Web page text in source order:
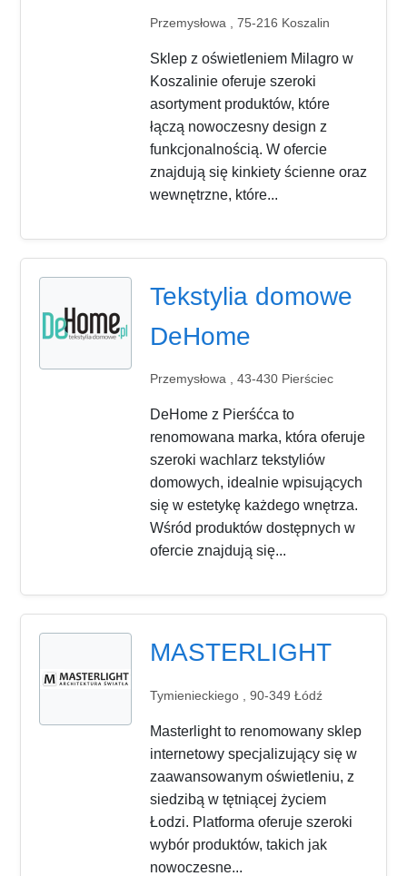
Przemysłowa , 75-216 Koszalin
Sklep z oświetleniem Milagro w
Koszalinie oferuje szeroki
asortyment produktów, które
łączą nowoczesny design z
funkcjonalnością. W ofercie
znajdują się kinkiety ścienne oraz
wewnętrzne, które...
Tekstylia domowe
DeHome
Przemysłowa , 43-430 Pierściec
DeHome z Pierśćca to
renomowana marka, która oferuje
szeroki wachlarz tekstyliów
domowych, idealnie wpisujących
się w estetykę każdego wnętrza.
Wśród produktów dostępnych w
ofercie znajdują się...
MASTERLIGHT
Tymienieckiego , 90-349 Łódź
Masterlight to renomowany sklep
internetowy specjalizujący się w
zaawansowanym oświetleniu, z
siedzibą w tętniącej życiem
Łodzi. Platforma oferuje szeroki
wybór produktów, takich jak
nowoczesne...